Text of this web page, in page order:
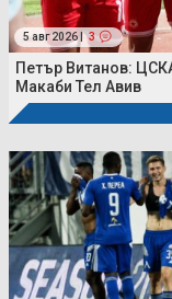
5 авг 2026 | 3
Петър Витанов:
Макаби Тел Авив